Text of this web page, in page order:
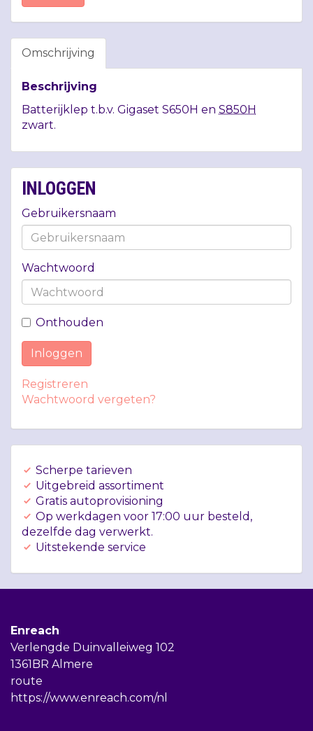
Omschrijving
Beschrijving
Batterijklep t.b.v. Gigaset S650H en S850H
zwart.
INLOGGEN
Gebruikersnaam
Wachtwoord
Onthouden
Inloggen
Registreren
Wachtwoord vergeten?
Scherpe tarieven
Uitgebreid assortiment
Gratis autoprovisioning
Op werkdagen voor 17:00 uur besteld,
dezelfde dag verwerkt.
Uitstekende service
Enreach
Verlengde Duinvalleiweg 102
1361BR Almere
route
https://www.enreach.com/nl